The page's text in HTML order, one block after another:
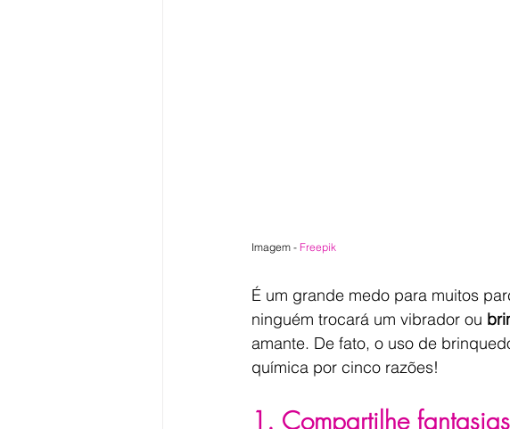
Imagem - Freepik
É um grande medo para muitos
ninguém trocará um vibrador ou
amante. De fato, o uso de
química por cinco razões!
1. Compartilhe